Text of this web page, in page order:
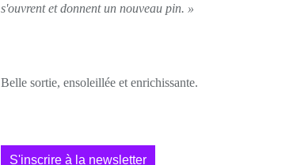
s'ouvrent et donnent un nouveau pin. »
Belle sortie, ensoleillée et enrichissante.
S'inscrire à la newsletter